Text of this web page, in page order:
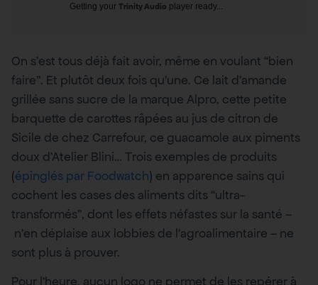
Getting your Trinity Audio player ready...
On s’est tous déjà fait avoir, même en voulant “bien
faire”. Et plutôt deux fois qu’une. Ce lait d’amande
grillée sans sucre de la marque Alpro, cette petite
barquette de carottes râpées au jus de citron de
Sicile de chez Carrefour, ce guacamole aux piments
doux d’Atelier Blini… Trois exemples de produits
(épinglés par Foodwatch) en apparence sains qui
cochent les cases des aliments dits “ultra-
transformés”, dont les effets néfastes sur la santé –
n’en déplaise aux lobbies de l’agroalimentaire – ne
sont plus à prouver.
Pour l’heure, aucun logo ne permet de les repérer à